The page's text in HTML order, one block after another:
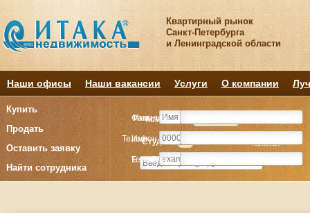
Квартирный рынок
Санкт-Петербурга
и Ленинградской области
Наши офисы Наши вакансии Услуги О компании
Купить
Продать
Оставить заявку
Найти сотрудника
Комнату
Студия Комнат
Комнату
Студия Комнат
Имя
Телефон
E-mail
Фамилия
Имя
Телефон